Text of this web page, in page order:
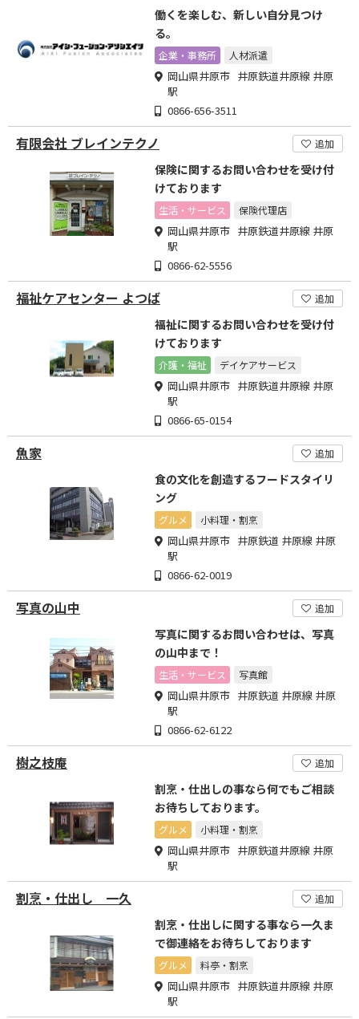
働くを楽しむ、新しい自分見つけ
る。
企業・事務所 人材派遣
岡山県井原市 井原鉄道井原線 井原
駅
0866-656-3511
有限会社 ブレインテクノ 追加
保険に関するお問い合わせを受け付
けております
生活・サービス 保険代理店
岡山県井原市 井原鉄道井原線 井原
駅
0866-62-5556
福祉ケアセンター よつば 追加
福祉に関するお問い合わせを受け付
けております
介護・福祉 デイケアサービス
岡山県井原市 井原鉄道井原線 井原
駅
0866-65-0154
魚家 追加
食の文化を創造するフードスタイリ
ング
グルメ 小料理・割烹
岡山県井原市 井原鉄道 井原線 井原
駅
0866-62-0019
写真の山中 追加
写真に関するお問い合わせは、写真
の山中まで！
生活・サービス 写真館
岡山県井原市 井原鉄道 井原線 井原
駅
0866-62-6122
樹之枝庵 追加
割烹・仕出しの事なら何でもご相談
お待ちしております。
グルメ 小料理・割烹
岡山県井原市 井原鉄道井原線 井原
駅
割烹・仕出し 一久 追加
割烹・仕出しに関する事なら一久ま
で御連絡をお待ちしております
グルメ 料亭・割烹
岡山県井原市 井原鉄道井原線 井原
駅